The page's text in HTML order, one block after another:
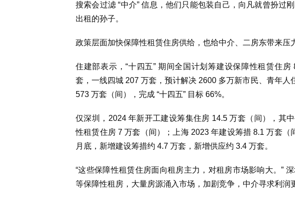
搜索会过滤 “中介” 信息，他们只能包装自己，向凡就曾扮过
出租的孙子。
政策层面加快保障性租赁住房供给，也给中介、二房东带来压
住建部表示，“十四五” 期间全国计划筹建设保障性租赁住
套，一线四城 207 万套，预计解决 2600 多万新市民、青年人
573 万套（间），完成 “十四五” 目标 66%。
仅深圳，2024 年新开工建设筹集住房 14.5 万套（间），其
性租赁住房 7 万套（间）；上海 2023 年建设筹措 8.1 万套
月底，新增建设筹措约 4.7 万套，新增供应约 3.4 万套。
“这些保障性租赁住房面向租房主力，对租房市场影响大。”
等保障性租房，大量房源涌入市场，加剧竞争，中介寻求利润更